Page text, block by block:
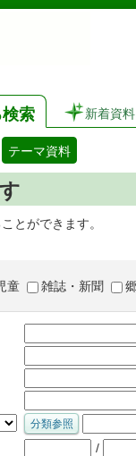
索 新着資料
テーマ資料
とができます。
童 雑誌・新聞
/